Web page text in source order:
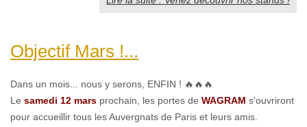
Objectif Mars !...
Dans un mois... nous y serons, ENFIN ! 🔥🔥🔥
Le samedi 12 mars prochain, les portes de WAGRAM s'ouvriront
pour accueillir tous les Auvergnats de Paris et leurs amis.